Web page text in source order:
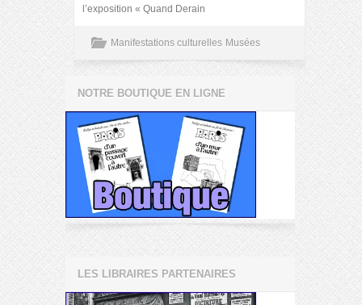
l’exposition « Quand Derain
Manifestations culturelles Musées
NOTRE BOUTIQUE EN LIGNE
LES LIBRAIRES PARTENAIRES